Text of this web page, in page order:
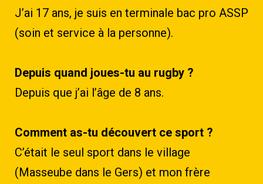
J’ai 17 ans, je suis en terminale bac pro ASSP
(soin et service à la personne).
Depuis quand joues-tu au rugby ?
Depuis que j’ai l’âge de 8 ans.
Comment as-tu découvert ce sport ?
C’était le seul sport dans le village
(Masseube dans le Gers) et mon frère